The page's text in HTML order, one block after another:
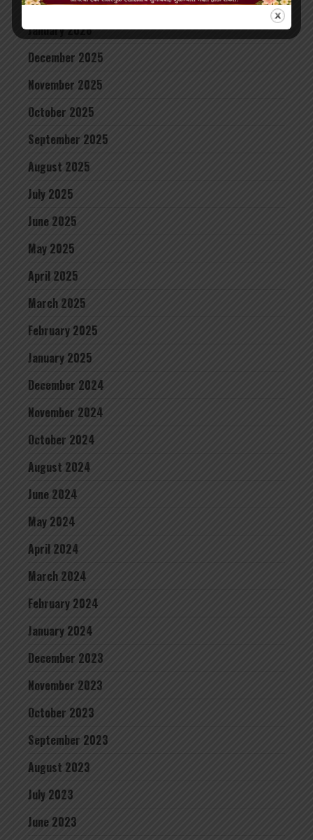
January 2026
December 2025
November 2025
October 2025
September 2025
August 2025
July 2025
June 2025
May 2025
April 2025
March 2025
February 2025
January 2025
December 2024
November 2024
October 2024
August 2024
June 2024
May 2024
April 2024
March 2024
February 2024
January 2024
December 2023
November 2023
October 2023
September 2023
August 2023
July 2023
June 2023